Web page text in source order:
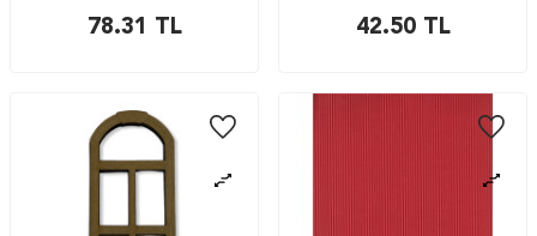
78.31 TL 42.50TL